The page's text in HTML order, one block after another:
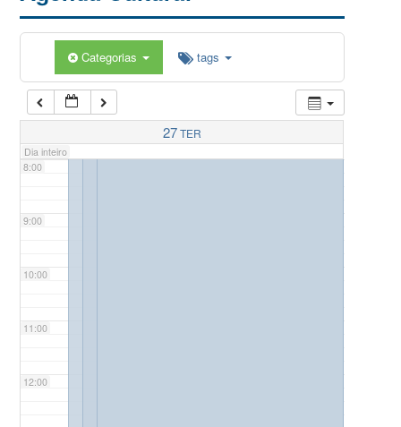
Categorias tags
27TER
Dia inteiro
5:00
7:00
8:00
9:00
10:00
11:00
12:00